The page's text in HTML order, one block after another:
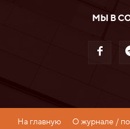
МЫ В
На главную О журнале /